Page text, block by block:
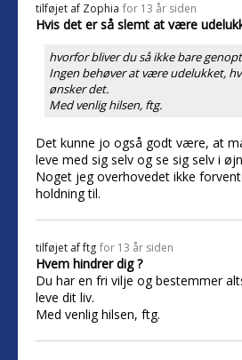
tilføjet af Zophia for 13 år siden
Hvis det er så slemt at være
hvorfor bliver du så ikke bare
Ingen behøver at være udelukket,
ønsker det.
Med venlig hilsen, ftg.
Det kunne jo også godt være, at
leve med sig selv og se sig selv i
Noget jeg overhovedet ikke
holdning til.
tilføjet afftg for 13 år siden
Hvem hindrer dig ?
Du har en fri vilje og bestemmer
leve dit liv.
Med venlig hilsen, ftg.